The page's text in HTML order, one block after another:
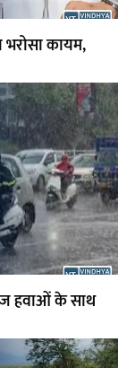
भरोसा कायम,
हवाओं के साथ